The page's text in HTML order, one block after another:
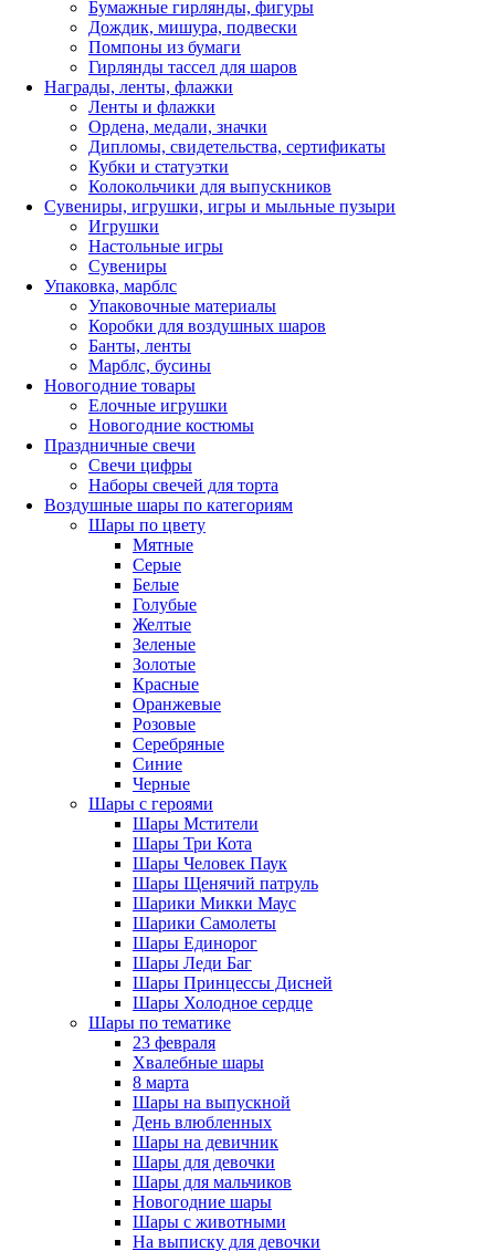
Бумажные гирлянды, фигуры
Дождик, мишура, подвески
Помпоны из бумаги
Гирлянды тассел для шаров
Награды, ленты, флажки
Ленты и флажки
Ордена, медали, значки
Дипломы, свидетельства, сертификаты
Кубки и статуэтки
Колокольчики для выпускников
Сувениры, игрушки, игры и мыльные пузыри
Игрушки
Настольные игры
Сувениры
Упаковка, марблс
Упаковочные материалы
Коробки для воздушных шаров
Банты, ленты
Марблс, бусины
Новогодние товары
Елочные игрушки
Новогодние костюмы
Праздничные свечи
Свечи цифры
Наборы свечей для торта
Воздушные шары по категориям
Шары по цвету
Мятные
Серые
Белые
Голубые
Желтые
Зеленые
Золотые
Красные
Оранжевые
Розовые
Серебряные
Синие
Черные
Шары с героями
Шары Мстители
Шары Три Кота
Шары Человек Паук
Шары Щенячий патруль
Шарики Микки Маус
Шарики Самолеты
Шары Единорог
Шары Леди Баг
Шары Принцессы Дисней
Шары Холодное сердце
Шары по тематике
23 февраля
Хвалебные шары
8 марта
Шары на выпускной
День влюбленных
Шары на девичник
Шары для девочки
Шары для мальчиков
Новогодние шары
Шары с животными
На выписку для девочки